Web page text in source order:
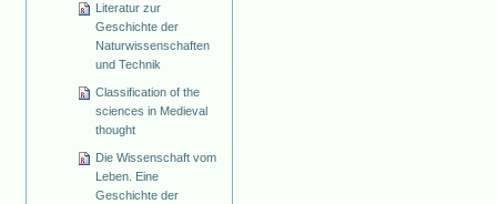
Literatur zur
Geschichte der
Naturwissenschaften
und Technik
Classification of the
sciences in Medieval
thought
Die Wissenschaft vom
Leben. Eine
Geschichte der